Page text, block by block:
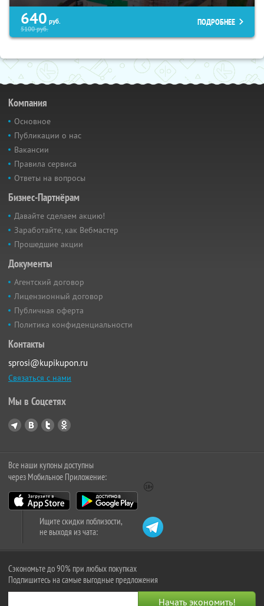
640 руб.
5100руб.
ПОДРОБНЕЕ
Компания
Основное
Публикации о нас
Вакансии
Правила сервиса
Ответы на вопросы
Бизнес-Партнёрам
Давайте сделаем акцию!
Заработайте, как Вебмастер
Прошедшие акции
Документы
Агентский договор
Лицензионный договор
Публичная оферта
Политика конфиденциальности
Контакты
sprosi@kupikupon.ru
Связаться с нами
Мы в Соцсетях
Все наши купоны доступны
через Мобильное Приложение:
Ищите скидки поблизости,
не выходя из чата:
Сэкономьте до 90% при любых покупках
Подпишитесь на самые выгодные предложения